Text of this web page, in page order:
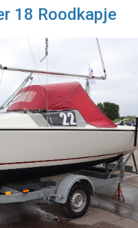
18 Roodkapje